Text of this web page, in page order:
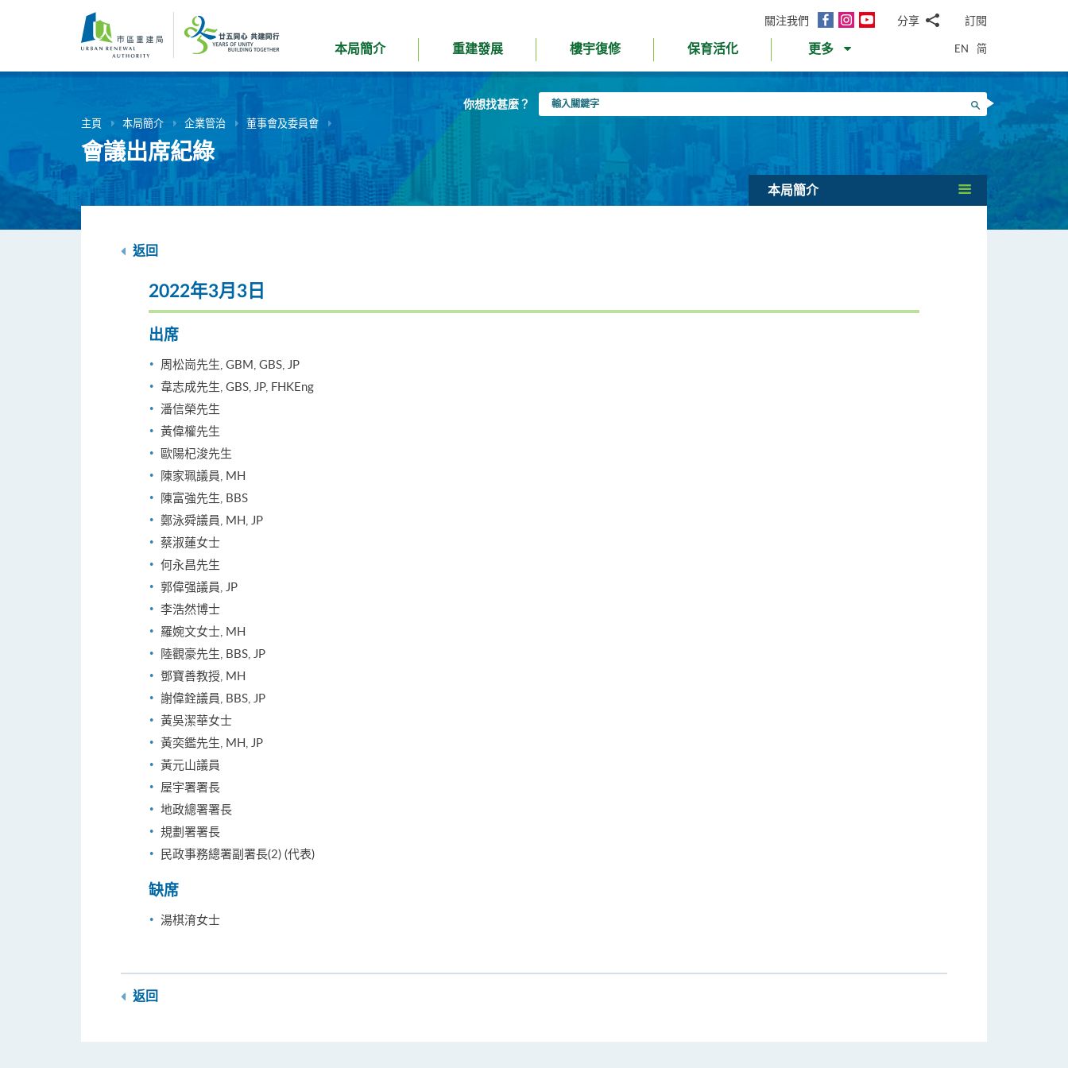
內
關注我們
面
InstagramYouTube分享
郵WhatsApp
微
信
面
書Twitter
LinkedIn
微
訂閱
本局簡介 重建發展 樓宇復修 保育活化 更多 EN 简
你想找甚麼？
入
搜尋
主頁 本局簡介 企業管治 董事會及委員會
會議出席紀綠
本局簡介
返回
2022年3月3日
出席
周松崗先生, GBM, GBS, JP
韋志成先生, GBS, JP, FHKEng
潘信榮先生
黃偉權先生
歐陽杞浚先生
陳家珮議員, MH
陳富強先生, BBS
鄭泳舜議員, MH, JP
蔡淑蓮女士
何永昌先生
郭偉强議員, JP
李浩然博士
羅婉文女士, MH
陸觀豪先生, BBS, JP
鄧寶善教授, MH
謝偉銓議員, BBS, JP
黃吳潔華女士
黃奕鑑先生, MH, JP
黃元山議員
屋宇署署長
地政總署署長
規劃署署長
民政事務總署副署長(2) (代表)
缺席
湯棋淯女士
返回